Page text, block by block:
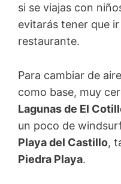
si se viajas con
evitarás tener que
restaurante.
Para cambiar de
como base, muy
Lagunas de El
un poco de
Playa del Castillo,
Piedra Playa.